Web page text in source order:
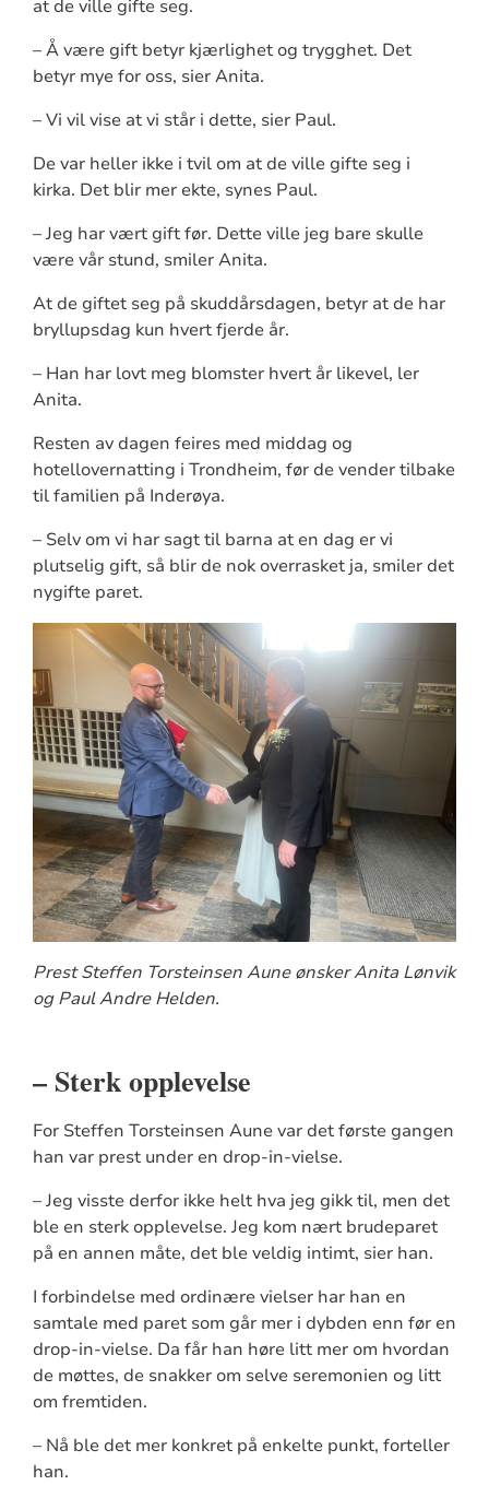
at de ville gifte seg.
– Å være gift betyr kjærlighet og trygghet. Det
betyr mye for oss, sier Anita.
– Vi vil vise at vi står i dette, sier Paul.
De var heller ikke i tvil om at de ville gifte seg i
kirka. Det blir mer ekte, synes Paul.
– Jeg har vært gift før. Dette ville jeg bare skulle
være vår stund, smiler Anita.
At de giftet seg på skuddårsdagen, betyr at de har
bryllupsdag kun hvert fjerde år.
– Han har lovt meg blomster hvert år likevel, ler
Anita.
Resten av dagen feires med middag og
hotellovernatting i Trondheim, før de vender tilbake
til familien på Inderøya.
– Selv om vi har sagt til barna at en dag er vi
plutselig gift, så blir de nok overrasket ja, smiler det
nygifte paret.
Prest Steffen Torsteinsen Aune ønsker Anita Lønvik
og Paul Andre Helden.
– Sterk opplevelse
For Steffen Torsteinsen Aune var det første gangen
han var prest under en drop-in-vielse.
– Jeg visste derfor ikke helt hva jeg gikk til, men det
ble en sterk opplevelse. Jeg kom nært brudeparet
på en annen måte, det ble veldig intimt, sier han.
I forbindelse med ordinære vielser har han en
samtale med paret som går mer i dybden enn før en
drop-in-vielse. Da får han høre litt mer om hvordan
de møttes, de snakker om selve seremonien og litt
om fremtiden.
– Nå ble det mer konkret på enkelte punkt, forteller
han.